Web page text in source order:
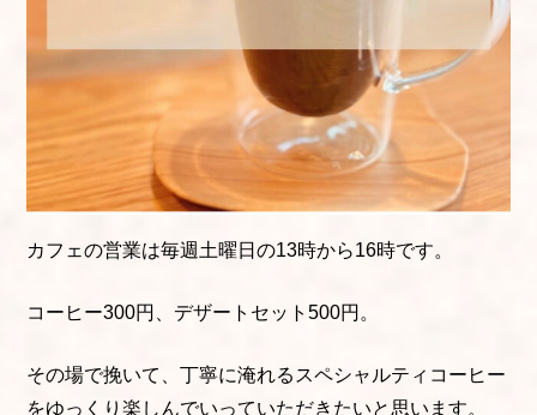
カフェの営業は毎週土曜日の13時から16時です。
コーヒー300円、デザートセット500円。
その場で挽いて、丁寧に淹れるスペシャルティコーヒー
をゆっくり楽しんでいっていただきたいと思います。